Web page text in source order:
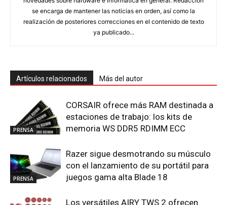
se encarga de mantener las noticias en orden, así como la
realización de posteriores correcciones en el contenido de texto
ya publicado...
Artículos relacionados Más del autor
PRENSA
CORSAIR ofrece más RAM destinada a
estaciones de trabajo: los kits de
memoria WS DDR5 RDIMM ECC
PRENSA
Razer sigue desmotrando su músculo
con el lanzamiento de su portátil para
juegos gama alta Blade 18
Los versátiles AIRY TWS 2 ofrecen